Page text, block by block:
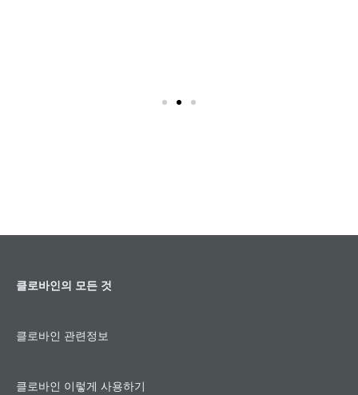
클로바인의 모든 것
클로바인 관련정보
클로바인 이렇게 사용하기